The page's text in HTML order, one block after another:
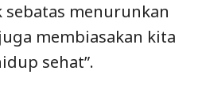
sebatas menurunkan
membiasakan kita
sehat”.